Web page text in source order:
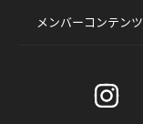
メンバーコンテンツ